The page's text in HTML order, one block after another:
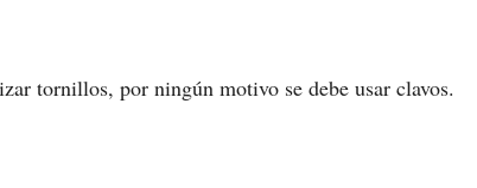
tornillos, por ningún motivo se debe usar clavos.